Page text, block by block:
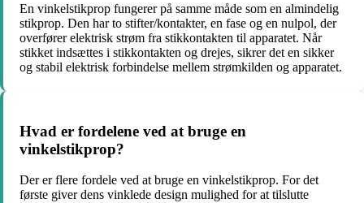
En vinkelstikprop fungerer på samme måde som en almindelig
stikprop. Den har to stifter/kontakter, en fase og en nulpol, der
overfører elektrisk strøm fra stikkontakten til apparatet. Når
stikket indsættes i stikkontakten og drejes, sikrer det en sikker
og stabil elektrisk forbindelse mellem strømkilden og apparatet.
Hvad er fordelene ved at bruge en
vinkelstikprop?
Der er flere fordele ved at bruge en vinkelstikprop. For det
første giver dens vinklede design mulighed for at tilslutte